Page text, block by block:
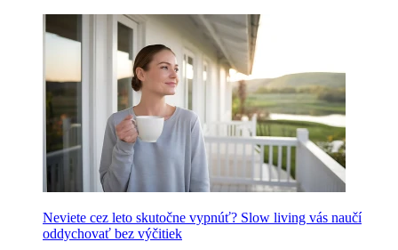
Neviete cez leto skutočne vypnúť? Slow living vás naučí
oddychovať bez výčitiek